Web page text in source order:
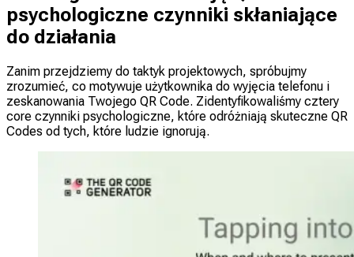
psychologiczne czynniki skłaniające
do działania
Zanim przejdziemy do taktyk projektowych, spróbujmy
zrozumieć, co motywuje użytkownika do wyjęcia telefonu i
zeskanowania Twojego QR Code. Zidentyfikowaliśmy cztery
core czynniki psychologiczne, które odróżniają skuteczne QR
Codes od tych, które ludzie ignorują.